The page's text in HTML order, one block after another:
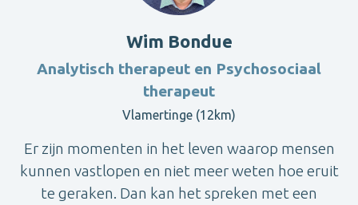
Wim Bondue
Analytisch therapeut en Psychosociaal
therapeut
Vlamertinge (12km)
Er zijn momenten in het leven waarop mensen
kunnen vastlopen en niet meer weten hoe eruit
te geraken. Dan kan het spreken met een